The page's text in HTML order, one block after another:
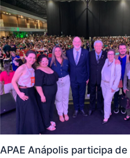
APAE Anápolis participa